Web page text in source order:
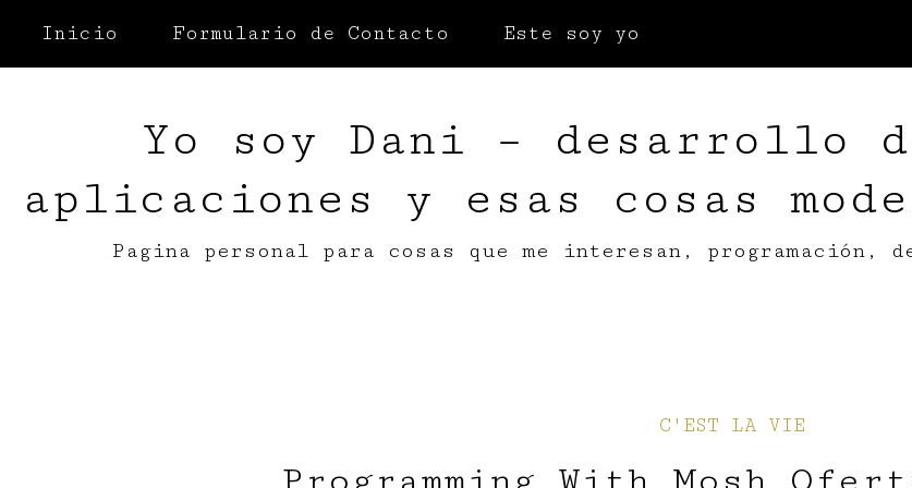
Inicio Formulario de Contacto Este soy yo
Yo soy Dani – desarrollo
aplicaciones y esas cosas
Pagina personal para cosas que me interesan, programación,
C'EST LA VIE